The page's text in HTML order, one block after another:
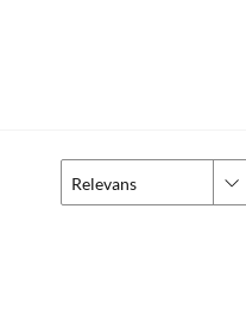
Relevans